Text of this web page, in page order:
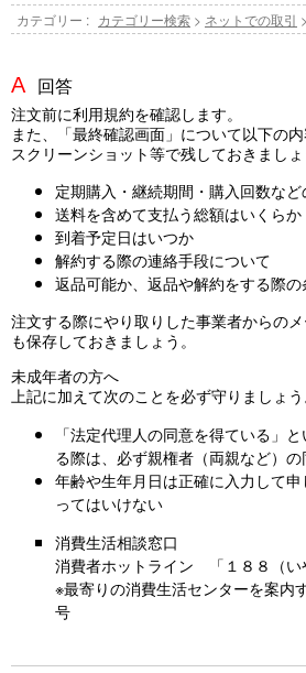
カテゴリー : カテゴリー検索 > ネットでの取引 >
回答
注文前に利用規約を確認します。
また、「最終確認画面」について以下の
スクリーンショット等で残しておきましょ
定期購入・継続期間・購入回数な
送料を含めて支払う総額はいくらか
到着予定日はいつか
解約する際の連絡手段について
返品可能か、返品や解約をする際
注文する際にやり取りした事業者からの
も保存しておきましょう。
未成年者の方へ
上記に加えて次のことを必ず守りましょう
「法定代理人の同意を得ている」
る際は、必ず親権者（両親など）
年齢や生年月日は正確に入力して
ってはいけない
消費生活相談窓口
消費者ホットライン 「１８８（い
※最寄りの消費生活センターを案内
号